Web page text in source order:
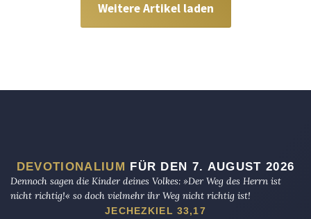
Weitere Artikel laden
DEVOTIONALIUM
FÜR DEN 7. AUGUST 2026
Dennoch sagen die Kinder deines Volkes: »Der Weg des Herrn ist
nicht richtig!« so doch vielmehr ihr Weg nicht richtig ist!
JECHEZKIEL 33,17